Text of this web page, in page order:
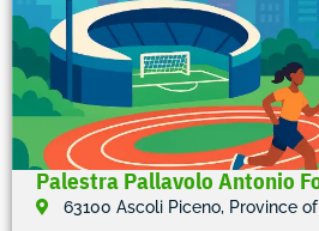
Palestra Pallavolo Antonio
63100 Ascoli Piceno, Province